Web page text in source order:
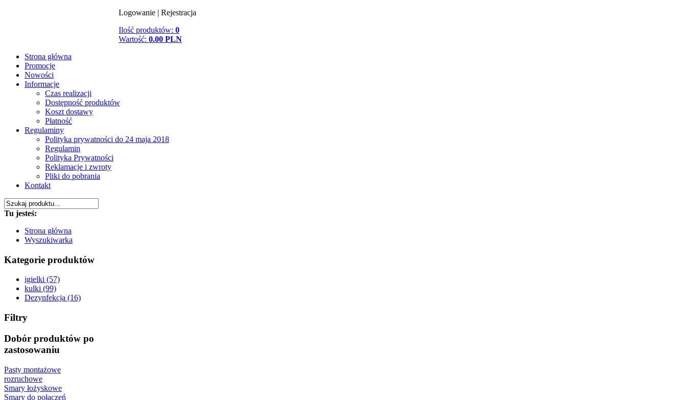
Logowanie | Rejestracja
Ilość produktów: 0
Wartość: 0.00 PLN
Strona główna
Promocje
Nowości
Informacje
Czas realizacji
Dostępność produktów
Koszt dostawy
Płatność
Regulaminy
Polityka prywatności do 24 maja 2018
Regulamin
Polityka Prywatności
Reklamacje i zwroty
Pliki do pobrania
Kontakt
Tu jesteś:
Strona główna
Wyszukiwarka
Kategorie produktów
igielki (57)
kulki (99)
Dezynfekcja (16)
Filtry
Dobór produktów po
zastosowaniu
Pasty montażowe
rozruchowe
Smary łożyskowe
Smary do połączeń